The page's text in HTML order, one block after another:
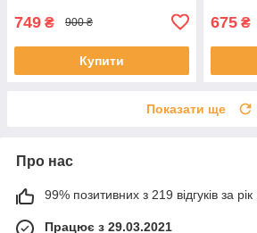
749 ₴ 900 ₴
Купити
675 ₴
Показати ще
Про нас
99% позитивних з 219 відгуків за рік
Працює з 29.03.2021